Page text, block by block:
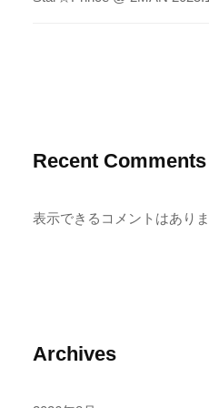
Recent Comments
表示できるコメントはありま
Archives